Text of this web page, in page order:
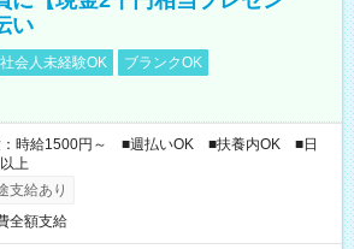
い
社会人未経験OK
ブランクOK
：時給1500円～ ■週払いOK ■扶養内OK ■日
上
支給あり
全額支給